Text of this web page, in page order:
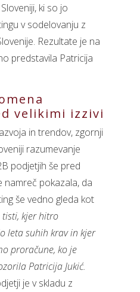
ki so jo
v sodelovanju z
Rezultate je na
predstavila Patricija
velikimi izzivi
in trendov, zgornji
razumevanje
podjetjih še pred
namreč pokazala, da
še vedno gleda kot
tisti, kjer hitro
leta suhih krav in kjer
proračune, ko je
Patricija Jukić.
je v skladu z